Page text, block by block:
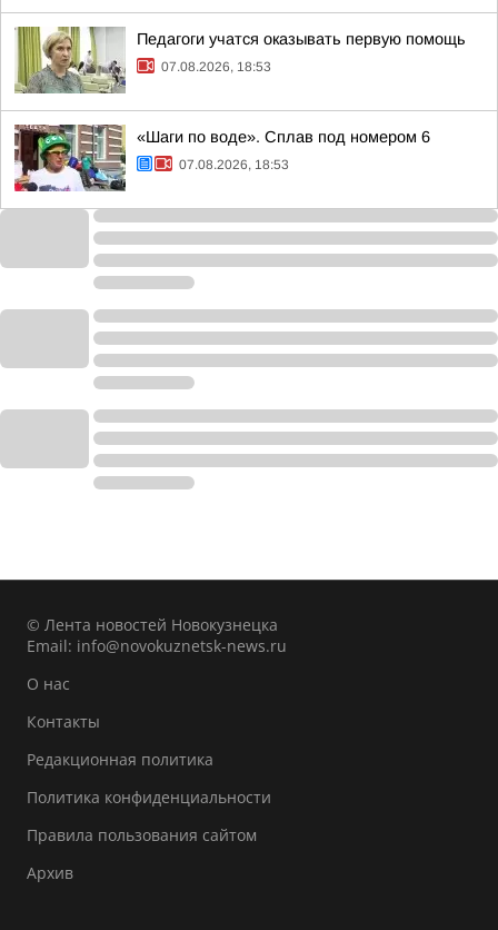
Педагоги учатся оказывать первую помощь
07.08.2026, 18:53
«Шаги по воде». Сплав под номером 6
07.08.2026, 18:53
© Лента новостей Новокузнецка
Email: info@novokuznetsk-news.ru
О нас
Контакты
Редакционная политика
Политика конфиденциальности
Правила пользования сайтом
Архив